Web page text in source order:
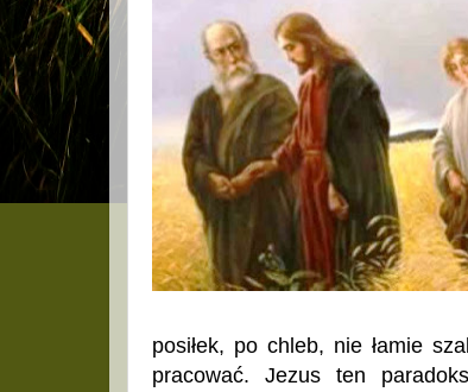
posiłek, po chleb, nie łamie
pracować. Jezus ten